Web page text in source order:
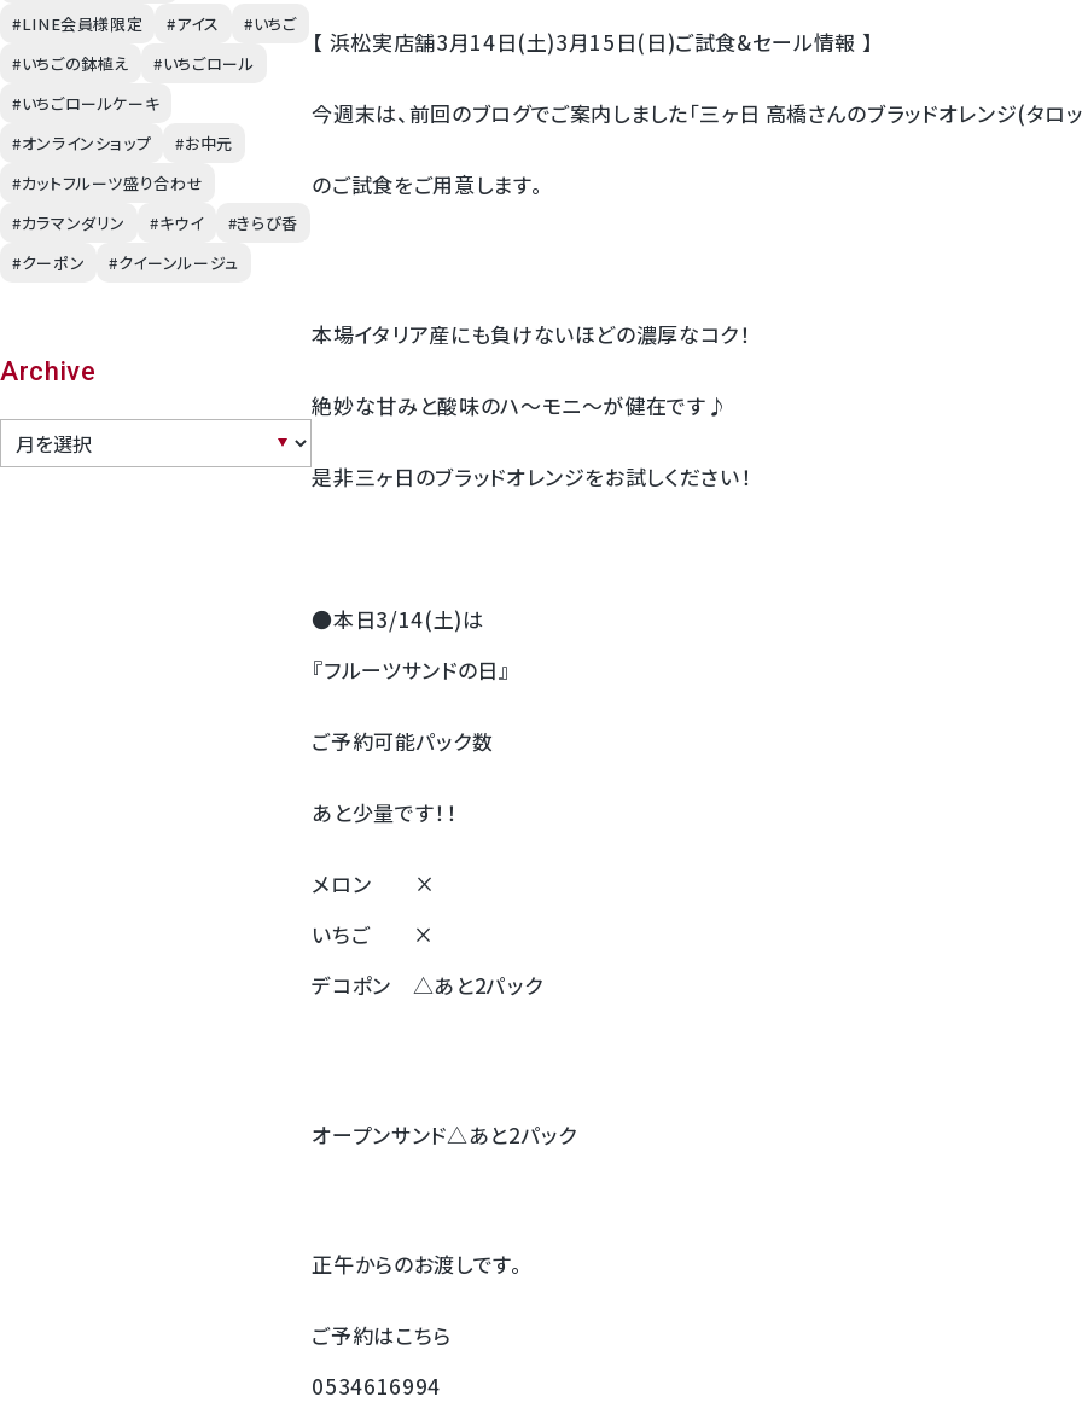
幸水梨ロイヤル
クイーンルージュ
神紅ぶどう
マスクメロンと季節のフルーツ詰合せ
【 浜松実店舗3月14日(土)3月15日(日)ご試食&セール情報 】
今週末は、前回のブログでご案内しました「三ヶ日 高橋さんのブラッドオレンジ(タロ
のご試食をご用意します。
本場イタリア産にも負けないほどの濃厚なコク！
絶妙な甘みと酸味のハ～モニ～が健在です♪
是非三ヶ日のブラッドオレンジをお試しください！
●本日3/14(土)は
『フルーツサンドの日』
ご予約可能パック数
あと少量です！！
メロン ×
いちご ×
デコポン △あと2パック
オープンサンド△あと2パック
正午からのお渡しです。
ご予約はこちら
0534616994
#LINE会員様限定
#アイス
#いちご
#いちごの鉢植え
#いちごロール
#いちごロールケーキ
#オンラインショップ
#お中元
#カットフルーツ盛り合わせ
#カラマンダリン
#キウイ
#きらぴ香
#クーポン
#クイーンルージュ
Archive